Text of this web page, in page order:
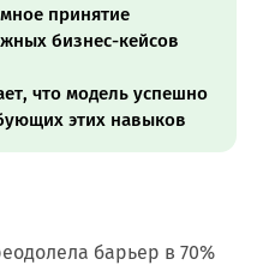
принятие
бизнес-кейсов
что модель успешно
этих навыков
барьер в 70%